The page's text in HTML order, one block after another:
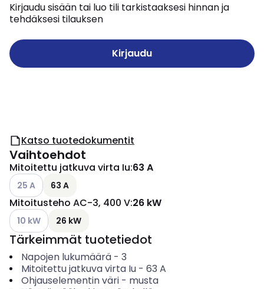
Kirjaudu sisään tai luo tili tarkistaaksesi hinnan ja
tehdäksesi tilauksen
Kirjaudu
Katso tuotedokumentit
Vaihtoehdot
Mitoitettu jatkuva virta Iu:63 A
Katso käytettävissä olevat vaihtoehdot
25 A 63 A
Mitoitusteho AC-3, 400 V:26 kW
Katso käytettävissä olevat vaihtoehdot
10 kW 26 kW
Tärkeimmät tuotetiedot
Napojen lukumäärä- 3
Mitoitettu jatkuva virta Iu- 63 A
Ohjauselementin väri- musta